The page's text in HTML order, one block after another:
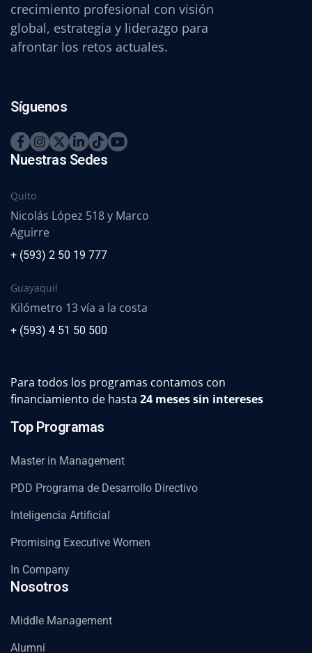
crecimiento profesional con visión
global, estrategia y liderazgo para
afrontar los retos actuales.
Síguenos
Nuestras Sedes
Quito
Nicolás López 518 y Marco
Aguirre
+ (593) 2 50 19 777
Guayaquil
Kilómetro 13 vía a la costa
+ (593) 4 51 50 500
Para todos los programas contamos con
financiamiento de hasta 24 meses sin intereses
Top Programas
Master in Management
PDD Programa de Desarrollo Directivo
Inteligencia Artificial
Promising Executive Women
In Company
Nosotros
Middle Management
Alumni